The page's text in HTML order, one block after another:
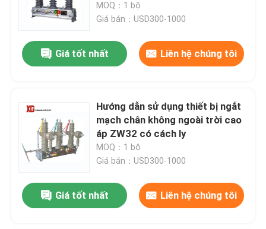
Về chúng tôi
Tham quan nhà máy
Liên hệ chúng tôi
Yêu cầu báo giá
công tắc ngắt không khí
MOQ：1 bộ
Giá bán：USD300-1000
Giá tốt nhất Liên hệ chúng tôi
Hướng dẫn sử dụng thiết bị ngắt
mạch chân không ngoài trời cao
áp ZW32 có cách ly
MOQ：1 bộ
Giá bán：USD300-1000
Giá tốt nhất Liên hệ chúng tôi